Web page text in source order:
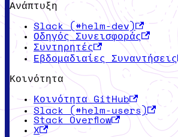
Ανάπτυξη
Slack (#helm-dev)
Οδηγός Συνεισφοράς
Συντηρητές
Εβδομαδιαίες Συναντήσεις
Κοινότητα
Κοινότητα GitHub
Slack (#helm-users)
Stack Overflow
X